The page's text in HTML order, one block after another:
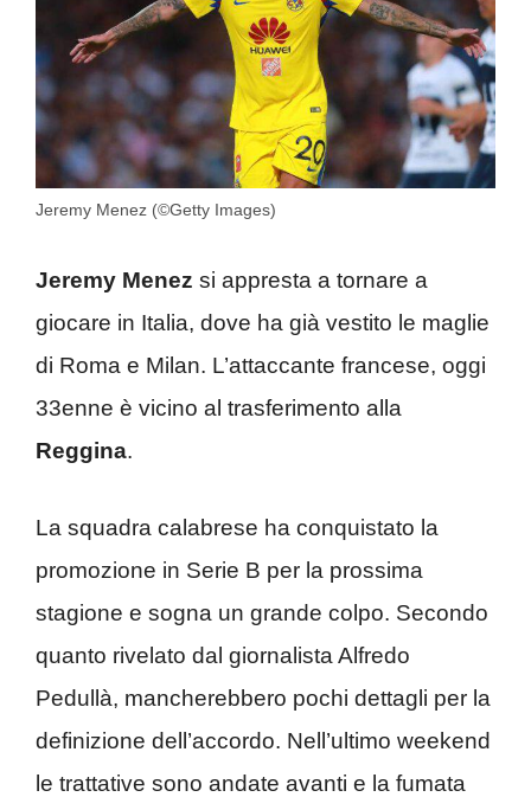
Jeremy Menez (©Getty Images)
Jeremy Menez si appresta a tornare a
giocare in Italia, dove ha già vestito le maglie
di Roma e Milan. L’attaccante francese, oggi
33enne è vicino al trasferimento alla
Reggina.
La squadra calabrese ha conquistato la
promozione in Serie B per la prossima
stagione e sogna un grande colpo. Secondo
quanto rivelato dal giornalista Alfredo
Pedullà, mancherebbero pochi dettagli per la
definizione dell’accordo. Nell’ultimo weekend
le trattative sono andate avanti e la fumata